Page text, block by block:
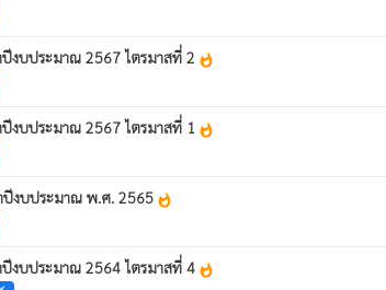
ปีงบประมาณ 2567 ไตรมาสที่ 2 whatshot
ปีงบประมาณ 2567 ไตรมาสที่ 1 whatshot
งบประมาณ พ.ศ. 2565 whatshot
ปีงบประมาณ 2564 ไตรมาสที่ 4 whatshot